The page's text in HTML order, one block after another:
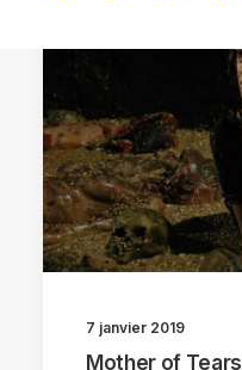
7 janvier 2019
Mother of Tears